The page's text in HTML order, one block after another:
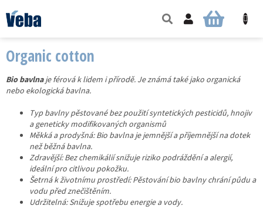
na
obsah
NÁKUPNÍ
Organic cotton
Bio bavlnaje férová k lidem i přírodě. Je známá také jako organická
nebo ekologická bavlna.
Typ bavlny pěstované bez použití syntetických pesticidů, hnojiv
a geneticky modifikovaných organismů
Měkká a prodyšná: Bio bavlna je jemnější a příjemnější na dotek
než běžná bavlna.
Zdravější: Bez chemikálií snižuje riziko podráždění a alergií,
ideální pro citlivou pokožku.
Šetrná k životnímu prostředí: Pěstování bio bavlny chrání půdu a
vodu před znečištěním.
Udržitelná: Snižuje spotřebu energie a vody.